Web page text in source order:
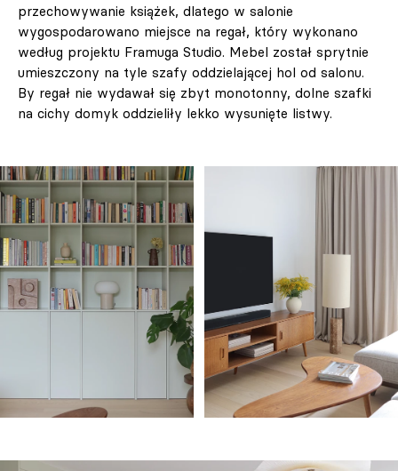
przechowywanie książek, dlatego w salonie
wygospodarowano miejsce na regał, który wykonano
według projektu Framuga Studio. Mebel został sprytnie
umieszczony na tyle szafy oddzielającej hol od salonu.
By regał nie wydawał się zbyt monotonny, dolne szafki
na cichy domyk oddzieliły lekko wysunięte listwy.